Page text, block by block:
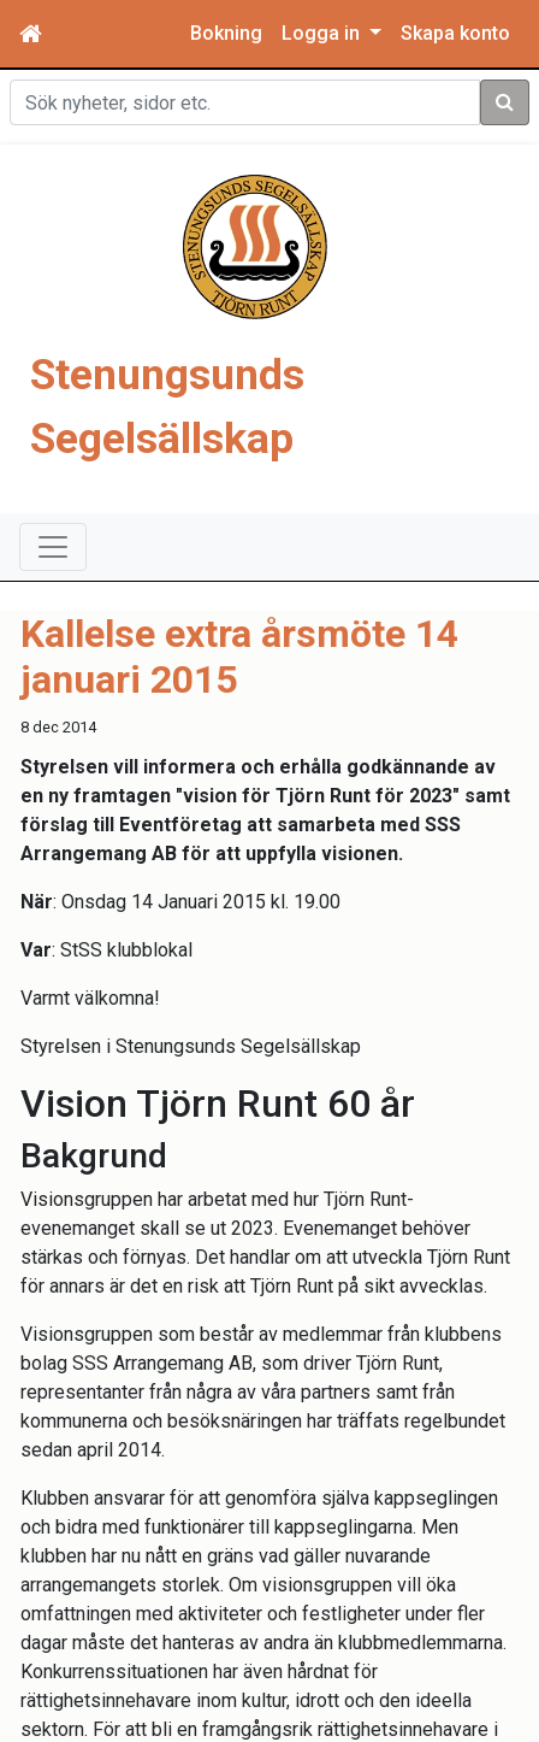
Bokning Logga in Skapa konto
Sök
Stenungsunds
Segelsällskap
Kallelse extra årsmöte 14
januari 2015
8 dec 2014
Styrelsen vill informera och erhålla godkännande av
en ny framtagen "vision för Tjörn Runt för 2023" samt
förslag till Eventföretag att samarbeta med SSS
Arrangemang AB för att uppfylla visionen.
När: Onsdag 14 Januari 2015 kl. 19.00
Var: StSS klubblokal
Varmt välkomna!
Styrelsen i Stenungsunds Segelsällskap
Vision Tjörn Runt 60 år
Bakgrund
Visionsgruppen har arbetat med hur Tjörn Runt-
evenemanget skall se ut 2023. Evenemanget behöver
stärkas och förnyas. Det handlar om att utveckla Tjörn Runt
för annars är det en risk att Tjörn Runt på sikt avvecklas.
Visionsgruppen som består av medlemmar från klubbens
bolag SSS Arrangemang AB, som driver Tjörn Runt,
representanter från några av våra partners samt från
kommunerna och besöksnäringen har träffats regelbundet
sedan april 2014.
Klubben ansvarar för att genomföra själva kappseglingen
och bidra med funktionärer till kappseglingarna. Men
klubben har nu nått en gräns vad gäller nuvarande
arrangemangets storlek. Om visionsgruppen vill öka
omfattningen med aktiviteter och festligheter under fler
dagar måste det hanteras av andra än klubbmedlemmarna.
Konkurrenssituationen har även hårdnat för
rättighetsinnehavare inom kultur, idrott och den ideella
sektorn. För att bli en framgångsrik rättighetsinnehavare i